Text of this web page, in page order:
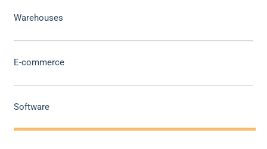
Warehouses
E-commerce
Software